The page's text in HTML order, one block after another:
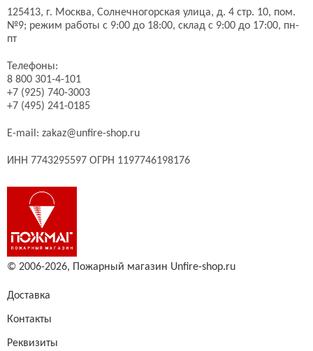
125413, г. Москва, Солнечногорская улица, д. 4 стр. 10, пом.
№9; режим работы с 9:00 до 18:00, склад с 9:00 до 17:00, пн-
пт
Телефоны:
8 800 301-4-101
+7 (925) 740-3003
+7 (495) 241-0185
E-mail: zakaz@unfire-shop.ru
ИНН 7743295597 ОГРН 1197746198176
© 2006-2026, Пожарный магазин Unfire-shop.ru
Доставка
Контакты
Реквизиты